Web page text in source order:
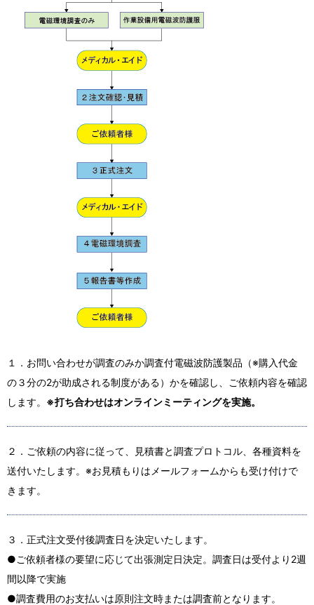
１．お問い合わせが調査のみか調査付電磁波防護製品（※購入代金
の３分の2が助成される制度がある）かを確認し、ご依頼内容を確認
します。 ※打ち合わせはオンラインミーティングを実施。
２．ご依頼の内容に従って、見積書と調査プロトコル、各種資料を
送付いたします。※お見積もりはメールフォームからも受け付けで
きます。
３．正式注文受付後調査日を決定いたします。
●ご依頼者様の要望に応じて出張測定日決定。調査日は受付より2週
間以降で実施
●調査費用のお支払いは原則注文時または調査前となります。